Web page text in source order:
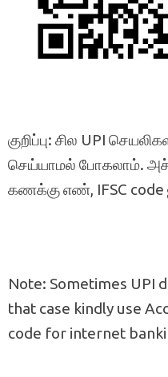
குறிப்பு: சில UPI
செய்யாமல் போகலாம்.
கணக்கு எண், IFSC code
Note: Sometimes UPI
that case kindly use
code for internet